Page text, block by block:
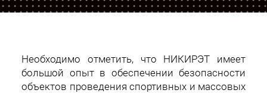
Необходимо отметить, что НИКИРЭТ имеет
большой опыт в обеспечении безопасности
объектов проведения спортивных и массовых